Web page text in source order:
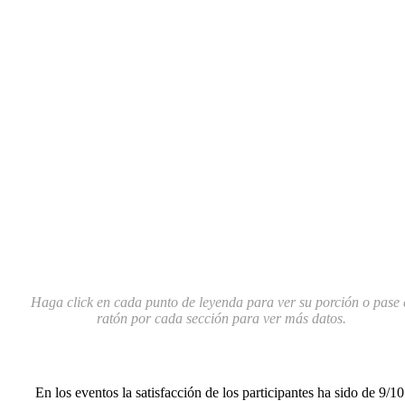
Haga click en cada punto de leyenda para ver su porción o pase
ratón por cada sección para ver más datos.
En los eventos la satisfacción de los participantes ha sido de 9/